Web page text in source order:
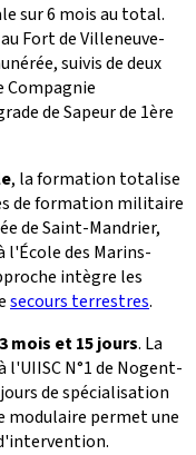
sur 6 mois au total.
Fort de Villeneuve-
suivis de deux
Compagnie
de Sapeur de 1ère
, la formation totalise
de formation militaire
de Saint-Mandrier,
l'École des Marins-
intègre les
secours terrestres.
3 mois et 15 jours. La
N°1 de Nogent-
de spécialisation
modulaire permet une